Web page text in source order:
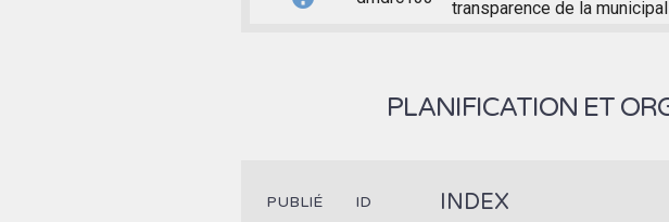
transparence de la
PLANIFICATION ET
PUBLIÉ ID INDEX